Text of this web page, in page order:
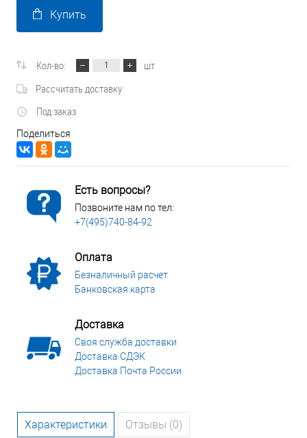
Купить
Кол-во:
шт
Рассчитать доставку
Под заказ
Поделиться
Есть вопросы?
Позвоните нам по тел:
+7(495)740-84-92
Оплата
Безналичный расчет
Банковская карта
Доставка
Своя служба доставки
Доставка СДЭК
Доставка Почта России
Характеристики Отзывы (0)